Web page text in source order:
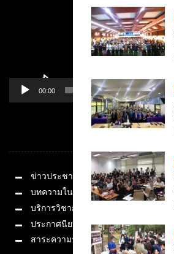
00:00
ข่าวประชาสัมพันธ์
บทความในสื่อ
บริการวิชาการ
ประกาศนียบัตร
สาระความรู้